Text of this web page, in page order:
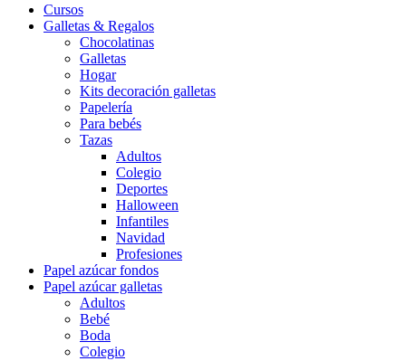
Cursos
Galletas & Regalos
Chocolatinas
Galletas
Hogar
Kits decoración galletas
Papelería
Para bebés
Tazas
Adultos
Colegio
Deportes
Halloween
Infantiles
Navidad
Profesiones
Papel azúcar fondos
Papel azúcar galletas
Adultos
Bebé
Boda
Colegio